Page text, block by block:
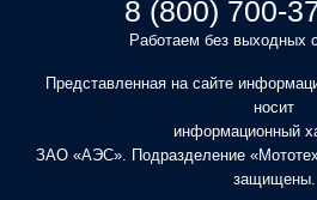
8 (800) 700-
Работаем без выходных
Представленная на сайте
носит
информационный
ЗАО «АЭС». Подразделение
защищены.